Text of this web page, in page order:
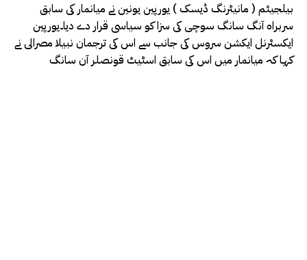
بیلجیئم ( مانیٹرنگ ڈیسک ) یورپین یونین نے میانمار کی سابق
سربراہ آنگ سانگ سوچی کی سزا کو سیاسی قرار دے دیا۔یورپین
ایکسٹرنل ایکشن سروس کی جانب سے اس کی ترجمان نبیلا مصرالی نے
کہا کہ میانمار میں اس کی سابق اسٹیٹ قونصلر آن سانگ